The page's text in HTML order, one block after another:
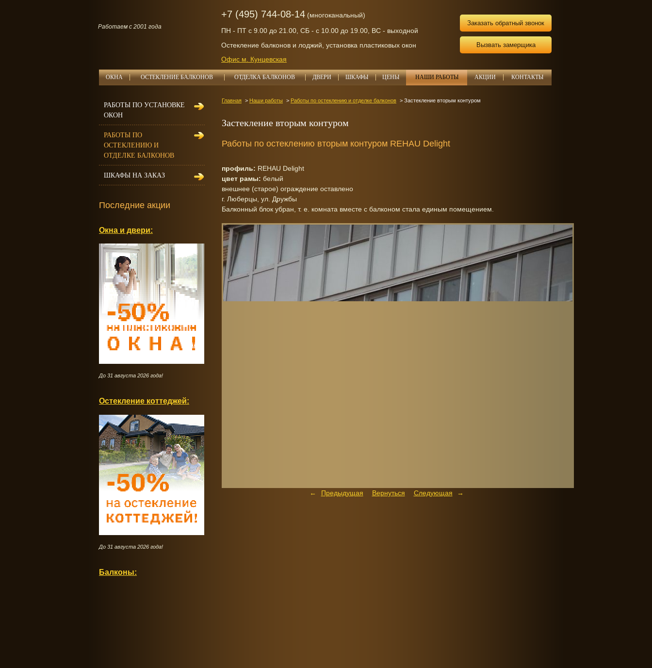
Работаем с 2001 года
+7 (495) 744-08-14 (многоканальный)
ПН - ПТ с 9.00 до 21.00, СБ - с 10.00 до 19.00, ВС - выходной
Остекление балконов и лоджий, установка пластиковых окон
Офис м. Кунцевская
Заказать обратный звонок
Вызвать замерщика
ОКНА ОСТЕКЛЕНИЕ БАЛКОНОВ ОТДЕЛКА БАЛКОНОВ ДВЕРИ ШКАФЫ ЦЕНЫ НАШИ РАБОТЫ АКЦИИ КОНТАКТЫ
Главная Наши работы Работы по остеклению и отделке балконов Застекление вторым контуром
Застекление вторым контуром
Работы по остеклению вторым контуром REHAU Delight
профиль: REHAU Delight
цвет рамы: белый
внешнее (старое) ограждение оставлено
г. Люберцы, ул. Дружбы
Балконный блок убран, т. е. комната вместе с балконом стала единым помещением.
Предыдущая Вернуться Следующая
РАБОТЫ ПО УСТАНОВКЕ
ОКОН
РАБОТЫ ПО
ОСТЕКЛЕНИЮ И
ОТДЕЛКЕ БАЛКОНОВ
ШКАФЫ НА ЗАКАЗ
Последние акции
Окна и двери:
До 31 августа 2026 года!
Остекление коттеджей:
До 31 августа 2026 года!
Балконы: